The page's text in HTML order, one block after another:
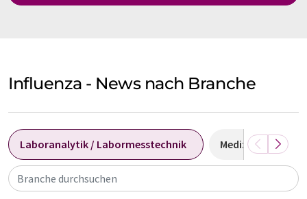
Influenza - News nach Branche
Laboranalytik / Labormesstechnik Medizin
Branche durchsuchen